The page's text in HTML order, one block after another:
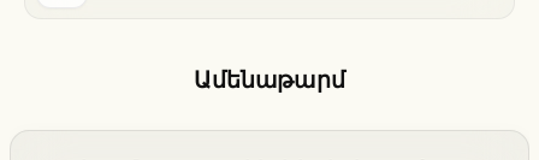
Ամենաթարմ